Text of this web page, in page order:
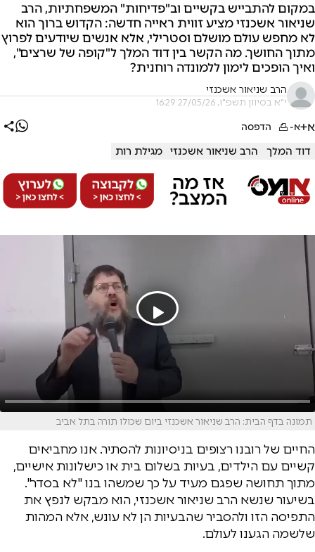
במקום להתבייש בקשיים וב"פדיחות" המשפחתיות, הרב
שניאור אשכנזי מציע זווית ראייה חדשה: הקדוש ברוך הוא
לא מחפש עולם מושלם וסטרילי, אלא אנשים שיודעים לפרוץ
מתוך החושך. מה הקשר בין דוד המלך ל"קופה של שרצים",
ואיך הופכים לימון ללמונדה רוחנית?
הרב שניאור אשכנזי
י"א בסיוון תשפ"ו, 27/05/26 16:29
א+א- הדפסה
דוד המלך הרב שניאור אשכנזי מגילת רות
תמונה בדף הבית: הרב שניאור אשכנזי ביום שכולו תורה בתל אביב
החיים של רובנו רצופים בניסיונות להסתיר. אנו מחביאים
קשיים עם הילדים, בעיות בשלום בית או כישלונות אישיים,
מתוך תחושה שפגם מעיד על כך שמשהו בנו "לא בסדר".
בשיעור שנשא הרב שניאור אשכנזי, הוא מבקש לנפץ את
התפיסה הזו ולהסביר שהבעיות הן לא עונש, אלא המהות
שלשמה הגענו לעולם.